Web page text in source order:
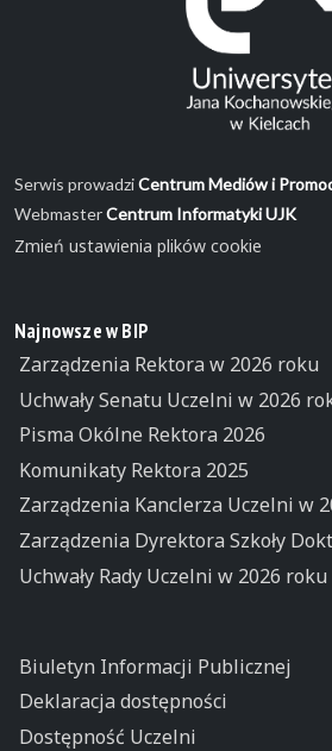
Serwis prowadziCentrum Mediów i
WebmasterCentrum Informatyki UJK
Zmień ustawienia plików cookie
Najnowsze w BIP
Zarządzenia Rektora w 2026 roku
Uchwały Senatu Uczelni w 2026
Pisma Okólne Rektora 2026
Komunikaty Rektora 2025
Zarządzenia Kanclerza Uczelni w
Zarządzenia Dyrektora Szkoły
Uchwały Rady Uczelni w 2026 roku
Biuletyn Informacji Publicznej
Deklaracja dostępności
Dostępność Uczelni